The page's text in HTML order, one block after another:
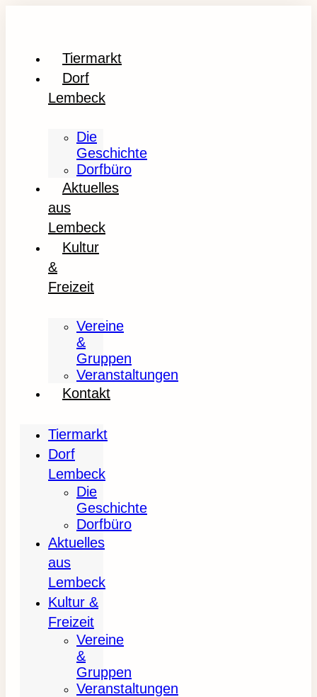
Tiermarkt
Dorf
Lembeck
Die
Geschichte
Dorfbüro
Aktuelles
aus
Lembeck
Kultur
&
Freizeit
Vereine
&
Gruppen
Veranstaltungen
Kontakt
Tiermarkt
Dorf
Lembeck
Die
Geschichte
Dorfbüro
Aktuelles
aus
Lembeck
Kultur &
Freizeit
Vereine
&
Gruppen
Veranstaltungen